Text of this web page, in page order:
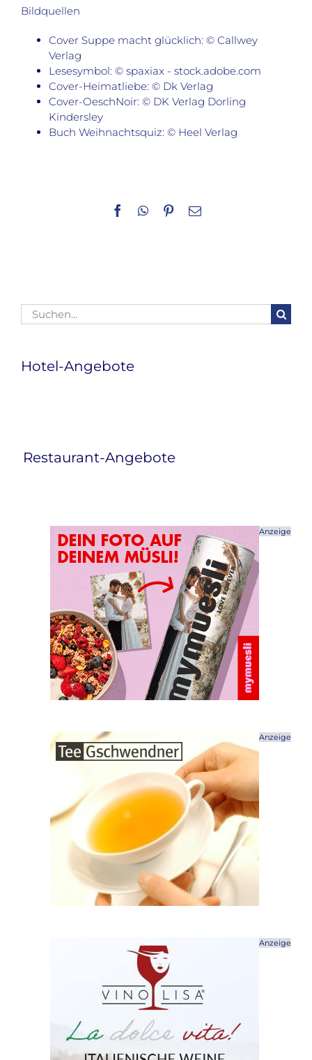
Bildquellen
Cover Suppe macht glücklich: © Callwey
Verlag
Lesesymbol: © spaxiax - stock.adobe.com
Cover-Heimatliebe: © Dk Verlag
Cover-OeschNoir: © DK Verlag Dorling
Kindersley
Buch Weihnachtsquiz: © Heel Verlag
Facebook
WhatsApp
Pinterest
E-
Suche
nach:
Hotel-Angebote
Restaurant-Angebote
Anzeige
Anzeige
Anzeige